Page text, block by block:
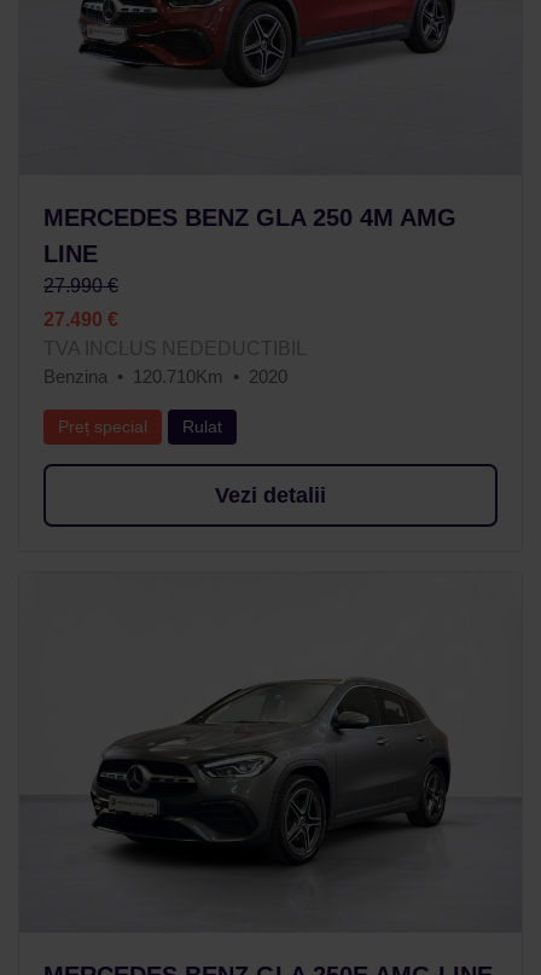
MERCEDES BENZ GLA 250 4M AMG
LINE
27.990 €
27.490 €
TVA INCLUS NEDEDUCTIBIL
Benzina
120.710Km 2020
Preț special Rulat
Vezi detalii